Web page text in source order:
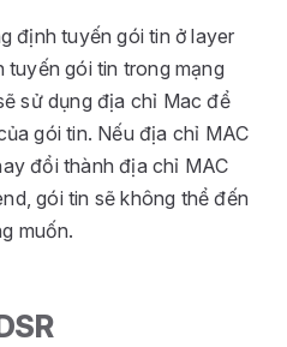
định tuyến gói tin ở layer
gói tin trong mạng
sử dụng địa chỉ Mac để
gói tin. Nếu địa chỉ MAC
đổi thành địa chỉ MAC
gói tin sẽ không thể đến
muốn.